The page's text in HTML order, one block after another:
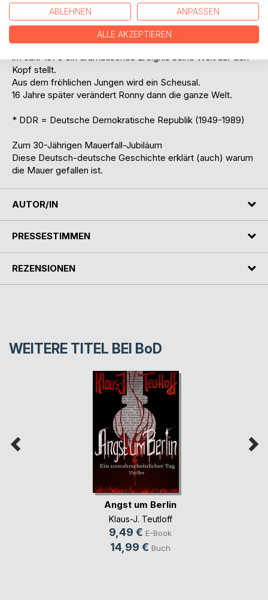
und es wird viel gelacht.
Ronny entwickelt sich auf dem Land gut und so hatte er es
leicht einen besten Freund zu finden.
Die helle Kinder- und Jugendzeit verdunkelt sich dann, als
im Jahr 1973 ein dramatisches Ereignis seine Welt auf den
Kopf stellt.
Aus dem fröhlichen Jungen wird ein Scheusal.
16 Jahre später verändert Ronny dann die ganze Welt.
* DDR = Deutsche Demokratische Republik (1949-1989)
Zum 30-Jährigen Mauerfall-Jubiläum
Diese Deutsch-deutsche Geschichte erklärt (auch) warum
die Mauer gefallen ist.
AUTOR/IN
PRESSESTIMMEN
REZENSIONEN
WEITERE TITEL BEI BoD
Angst um Berlin
Klaus-J. Teutloff
9,49 € E-Book
14,99 € Buch
ABLEHNEN ANPASSEN
ALLE AKZEPTIEREN